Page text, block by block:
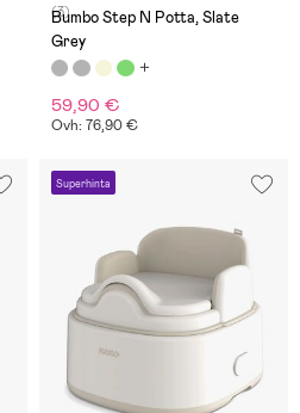
(3)
Bumbo Step N Potta, Slate
Grey
59,90 €
Ovh: 76,90 €
Superhinta